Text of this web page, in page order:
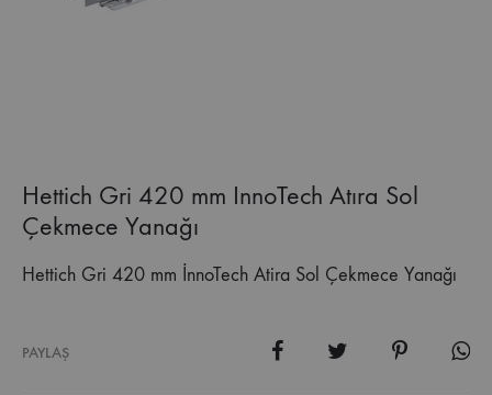
Hettich Gri 420 mm InnoTech Atıra Sol
Çekmece Yanağı
Hettich Gri 420 mm İnnoTech Atira Sol Çekmece Yanağı
PAYLAŞ